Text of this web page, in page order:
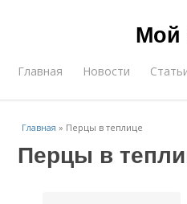
Мой
Главная Новости
Главная » Перцы в теплице
Перцы в